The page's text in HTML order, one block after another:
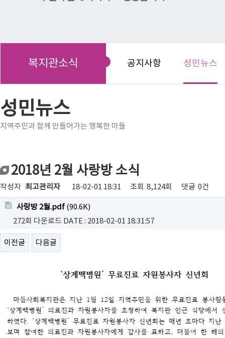
복지관소식 공지사항 성민뉴스
성민뉴스
지역주민과 함께 만들어가는 행복한 마들
2018년 2월 사랑방 소식
작성자 최고관리자 18-02-01 18:31 조회 8,124회 댓글 0건
사랑방 2월.pdf (90.6K)
272회 다운로드 DATE : 2018-02-01 18:31:57
이전글 다음글